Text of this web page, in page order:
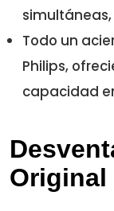
Todo un
Philips,
capacidad
Original